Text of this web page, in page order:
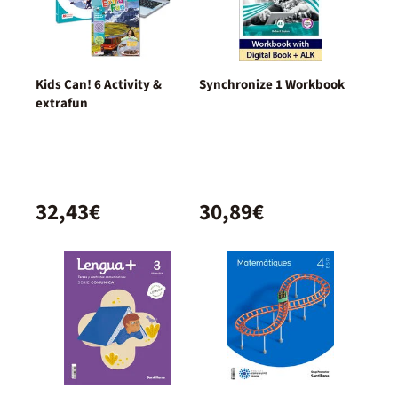
Kids Can! 6 Activity &
extrafun
32,43€
Synchronize 1 Workbook
30,89€